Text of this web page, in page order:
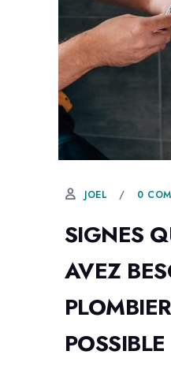
8 JUILLET, 2021
JOEL 0
SIGNES
AVEZ
POSSIBLE